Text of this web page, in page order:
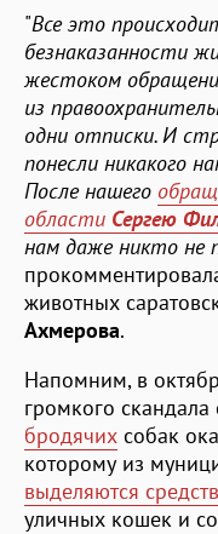
"Все это
безнаказанности
жестоком
из
одни отписки. И
понесли никакого
После нашего
области Сергею
нам даже никто не
животных
Ахмерова.
Напомним, в
громкого скандала
бродячих собак
которому из
выделяются
уличных кошек и